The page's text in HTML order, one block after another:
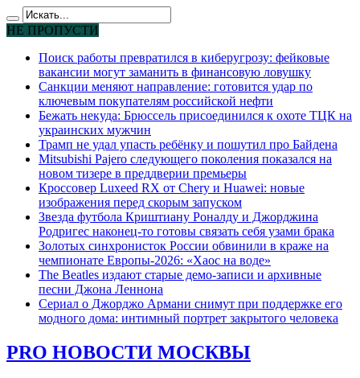
НЕ ПРОПУСТИ
Поиск работы превратился в киберугрозу: фейковые
вакансии могут заманить в финансовую ловушку
Санкции меняют направление: готовится удар по
ключевым покупателям российской нефти
Бежать некуда: Брюссель присоединился к охоте ТЦК на
украинских мужчин
Трамп не удал упасть ребёнку и пошутил про Байдена
Mitsubishi Pajero следующего поколения показался на
новом тизере в преддверии премьеры
Кроссовер Luxeed RX от Chery и Huawei: новые
изображения перед скорым запуском
Звезда футбола Криштиану Роналду и Джорджина
Родригес наконец-то готовы связать себя узами брака
Золотых синхронисток России обвинили в краже на
чемпионате Европы-2026: «Хаос на воде»
The Beatles издают старые демо-записи и архивные
песни Джона Леннона
Сериал о Джорджо Армани снимут при поддержке его
модного дома: интимный портрет закрытого человека
PRO НОВОСТИ МОСКВЫ